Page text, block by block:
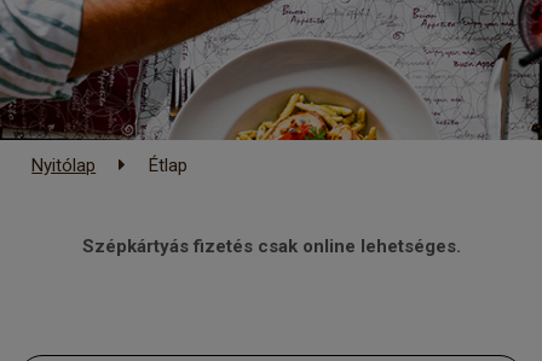
Nyitólap Étlap
Szépkártyás fizetés csak online lehetséges.